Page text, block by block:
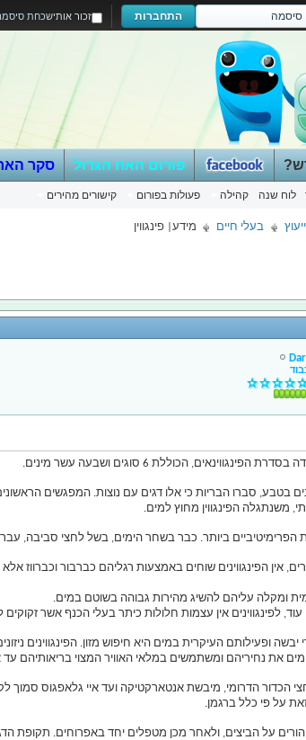
התחברות זכור אותישכחת
לוח שנה קהילה פעולות בפורום קישורים מהירים
פורום האח הגדול סקר
בעלי חיים מידע| פינגווין
הכוללת 6 סוגים ושבעה עשר מינים.
בטבע, סברו הבריות כי אלו דגים עם נוצות. המפגשים
משנתגלה הפינגווין מחוץ למים.
הפרימיטיביים ביותר. כבר בשחר הימים, בשל לחצי סביבה,
אין הפינגווינים שוחים באמצעות רגליהם כברבור
ומקלה עליהם להשיג מהירות גבוהה בשוטם במים.
לפינגווינים אין עצמות חלולות כיתר בעלי הכנף אשר
יבשה ופעילותם העיקרית במים היא חיפוש מזון.
את נחיריהם ומשתמשים במלאי האוויר המצוי בריאותיהם
הכדור הדרומי, מיבשת אנטארקטיקה ועד איי גלאפגוס סמוך
על פי כלל ברגמן.
ההורים על הביצים, ולאחר מכן מטפלים יחד באפרוחים. תקופת